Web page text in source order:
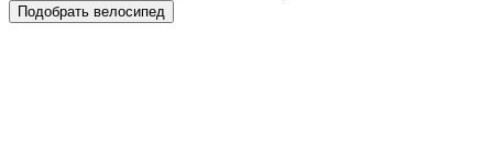
Подобрать велосипед